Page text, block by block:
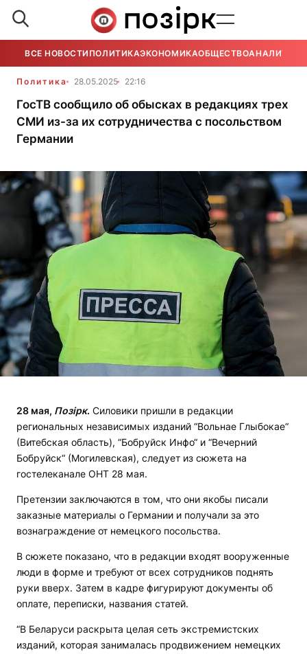
ВСЕ НОВОСТИ ПОЛИТИКАЭКОНОМИКАОБЩЕСТВОАНАЛИТИКА
Политика 28.05.2025 22:16
ГосТВ сообщило об обысках в редакциях трех
СМИ из-за их сотрудничества с посольством
Германии
28 мая, Позірк. Силовики пришли в редакции
региональных независимых изданий “Вольнае Глыбокае“
(Витебская область), “Бобруйск Инфо“ и “Вечерний
Бобруйск“ (Могилевская), следует из сюжета на
гостелеканале ОНТ 28 мая.
Претензии заключаются в том, что они якобы писали
заказные материалы о Германии и получали за это
вознаграждение от немецкого посольства.
В сюжете показано, что в редакции входят вооруженные
люди в форме и требуют от всех сотрудников поднять
руки вверх. Затем в кадре фигурируют документы об
оплате, переписки, названия статей.
“В Беларуси раскрыта целая сеть экстремистских
изданий, которая занималась продвижением немецких